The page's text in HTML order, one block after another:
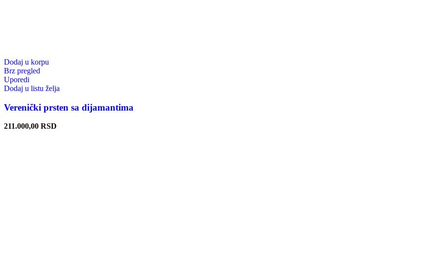
Dodaj u korpu
Brz pregled
Uporedi
Dodaj u listu želja
Verenički prsten sa dijamantima
211.000,00 RSD